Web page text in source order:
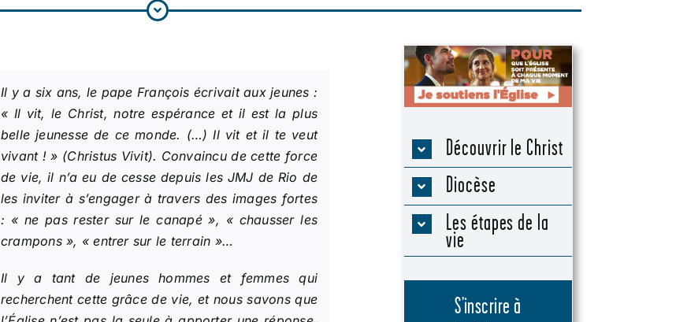
Il y a six ans, le pape François écrivait aux jeunes :
« Il vit, le Christ, notre espérance et il est la plus
belle jeunesse de ce monde. (…) Il vit et il te veut
vivant ! » (Christus Vivit). Convaincu de cette force
de vie, il n’a eu de cesse depuis les JMJ de Rio de
les inviter à s’engager à travers des images fortes
: « ne pas rester sur le canapé», « chausser les
crampons», «entrer sur le terrain »…
Il y a tant de jeunes hommes et femmes qui
recherchent cette grâce de vie, et nous savons que
Découvrir le Christ
Diocèse
Les étapes de la
vie
S’inscrire à